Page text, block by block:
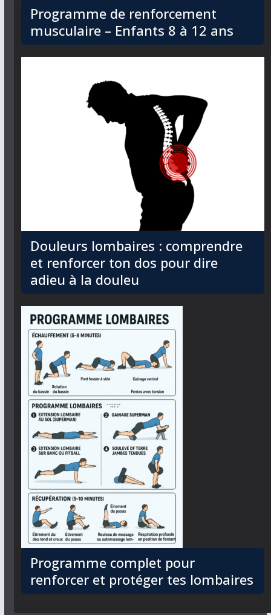
Programme de renforcement
musculaire – Enfants 8 à 12 ans
Douleurs lombaires : comprendre
et renforcer ton dos pour dire
adieu à la douleu
Programme complet pour
renforcer et protéger tes lombaires